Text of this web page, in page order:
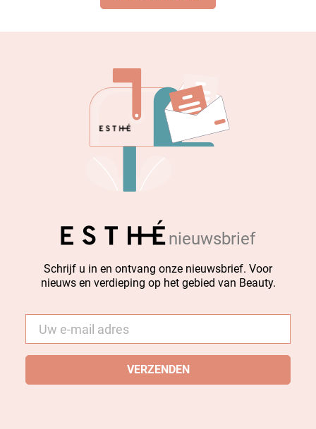
nieuwsbrief
Schrijf u in en ontvang onze nieuwsbrief. Voor
nieuws en verdieping op het gebied van Beauty.
mail *